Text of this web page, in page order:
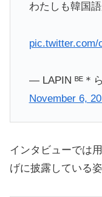
わたしも韓国
pic.twitter.com/
— LAPIN ᴮᴱ＊
November 6,
インタビューでは
げに披露している姿